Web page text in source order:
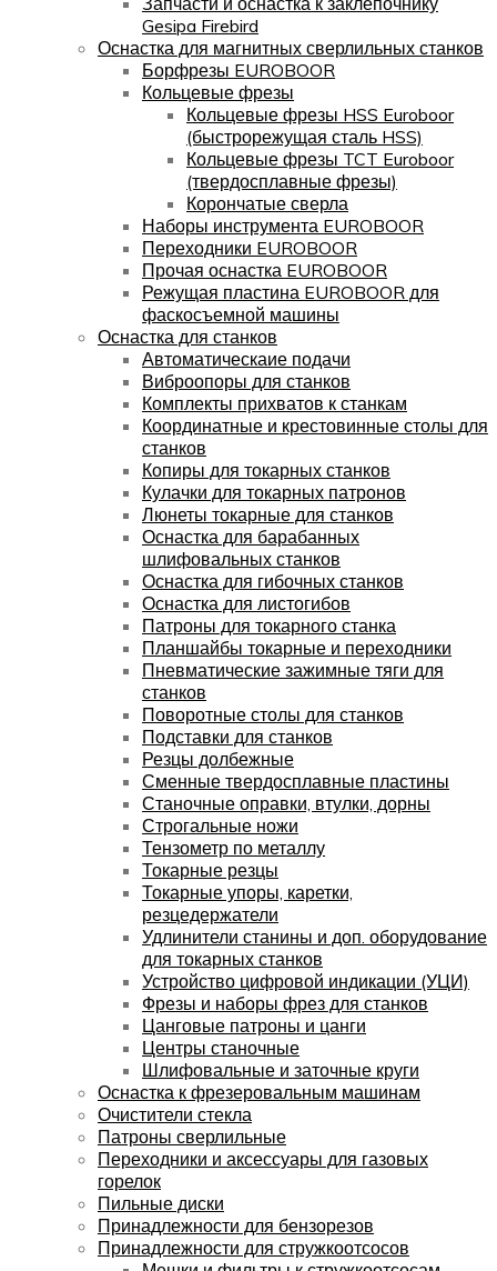
Gesipa Firebird
Оснастка для магнитных сверлильных станков
Борфрезы EUROBOOR
Кольцевые фрезы
Кольцевые фрезы HSS Euroboor
(быстрорежущая сталь HSS)
Кольцевые фрезы TCT Euroboor
(твердосплавные фрезы)
Корончатые сверла
Наборы инструмента EUROBOOR
Переходники EUROBOOR
Прочая оснастка EUROBOOR
Режущая пластина EUROBOOR для
фаскосъемной машины
Оснастка для станков
Автоматическаие подачи
Виброопоры для станков
Комплекты прихватов к станкам
Координатные и крестовинные столы для
станков
Копиры для токарных станков
Кулачки для токарных патронов
Люнеты токарные для станков
Оснастка для барабанных
шлифовальных станков
Оснастка для гибочных станков
Оснастка для листогибов
Патроны для токарного станка
Планшайбы токарные и переходники
Пневматические зажимные тяги для
станков
Поворотные столы для станков
Подставки для станков
Резцы долбежные
Сменные твердосплавные пластины
Станочные оправки, втулки, дорны
Строгальные ножи
Тензометр по металлу
Токарные резцы
Токарные упоры, каретки,
резцедержатели
Удлинители станины и доп. оборудование
для токарных станков
Устройство цифровой индикации (УЦИ)
Фрезы и наборы фрез для станков
Цанговые патроны и цанги
Центры станочные
Шлифовальные и заточные круги
Оснастка к фрезеровальным машинам
Очистители стекла
Патроны сверлильные
Переходники и аксессуары для газовых
горелок
Пильные диски
Принадлежности для бензорезов
Принадлежности для стружкоотсосов